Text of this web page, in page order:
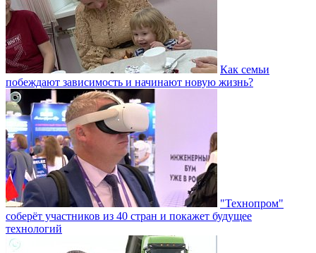
Как семьи
побеждают зависимость и начинают новую жизнь?
"Технопром"
соберёт участников из 40 стран и покажет будущее
технологий